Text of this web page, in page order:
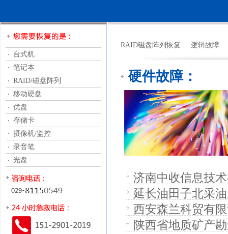
台式机
笔记本
RAID/磁盘阵列
移动硬盘
优盘
存储卡
摄像机/监控
录音笔
光盘
RAID磁盘阵列恢复 逻辑故障
硬件故障：
济南中收信息技
延长油田子北采
西安森兰科贸有
陕西省地质矿产